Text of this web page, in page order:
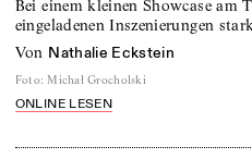
Bei einem kleinen Showcase am
eingeladenen Inszenierungen
von Nathalie Eckstein
Foto: Michał Grocholski
ONLINE LESEN